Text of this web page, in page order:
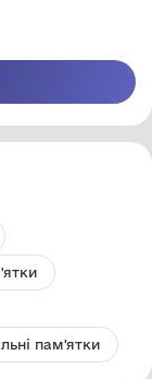
пам'ятки